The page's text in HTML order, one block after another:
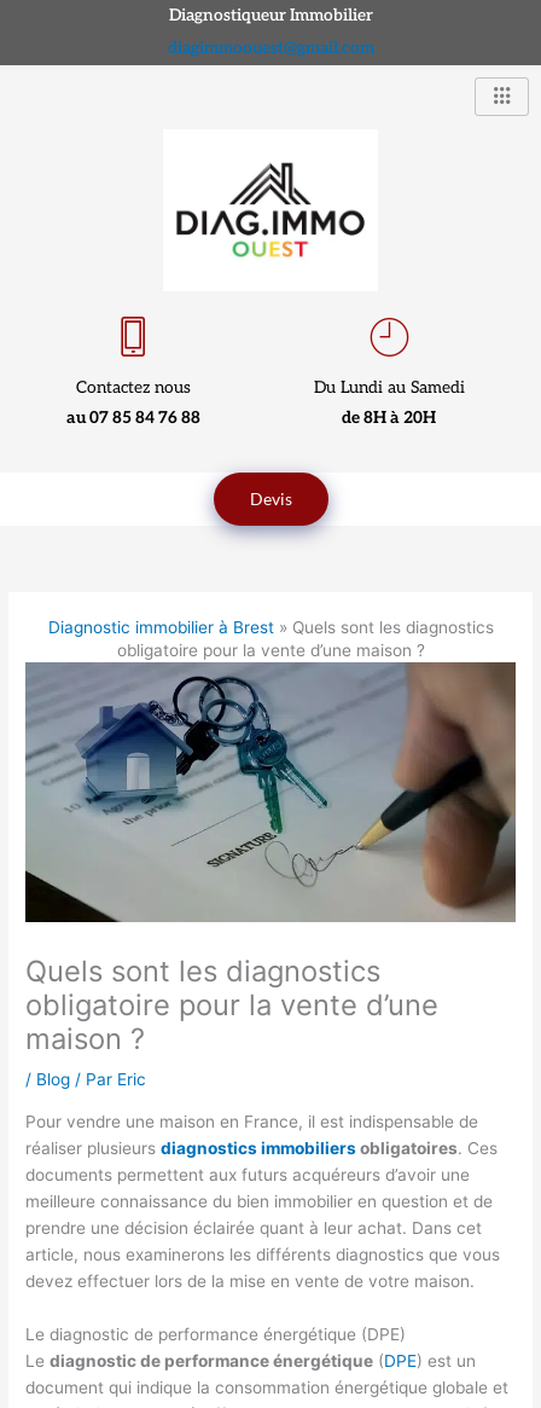
contenu
Diagnostiqueur Immobilier
diagimmoouest@gmail.com
Contactez nous
au 07 85 84 76 88
Du Lundi au Samedi
de 8H à 20H
Devis
Diagnostic immobilier à Brest» Quels sont les diagnostics
obligatoire pour la vente d’une maison ?
Quels sont les diagnostics
obligatoire pour la vente d’une
maison ?
/ Blog / Par Eric
Pour vendre une maison en France, il est indispensable de
réaliser plusieursdiagnostics immobiliersobligatoires. Ces
documents permettent aux futurs acquéreurs d’avoir une
meilleure connaissance du bien immobilier en question et de
prendre une décision éclairée quant à leur achat. Dans cet
article, nous examinerons les différents diagnostics que vous
devez effectuer lors de la mise en vente de votre maison.
Le diagnostic de performance énergétique (DPE)
Lediagnostic de performance énergétique (DPE) est un
document qui indique la consommation énergétique globale et